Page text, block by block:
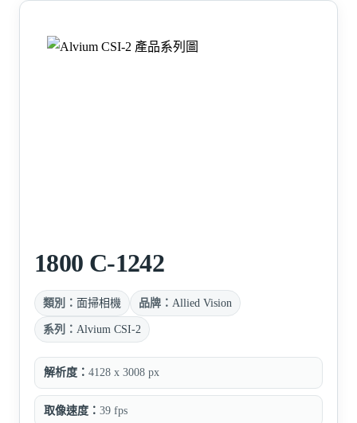
1800 C-1242
類別： 面掃相機 品牌： Allied Vision
系列： Alvium CSI-2
解析度： 4128 x 3008 px
取像速度： 39 fps